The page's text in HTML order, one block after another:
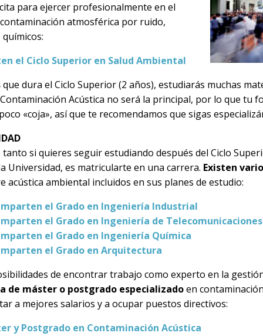
para ejercer profesionalmente en el
atmosférica por ruido,
el Ciclo Superior en Salud Ambiental
que dura el Ciclo Superior (2 años), estudiarás muchas
Acústica no será la principal, por lo que tu
«coja», así que te recomendamos que sigas
si quieres seguir estudiando después del Ciclo
Universidad, es matricularte en una carrera. Existen
acústica ambiental incluidos en sus planes de estudio:
el Grado en Ingeniería Industrial
el Grado en Ingeniería de Telecomunicaciones
el Grado en Ingeniería Química
el Grado en Arquitectura
de encontrar trabajo como experto en la
de máster o postgrado especializadoen
a mejores salarios y a ocupar puestos directivos:
y Postgrado en Contaminación Acústica